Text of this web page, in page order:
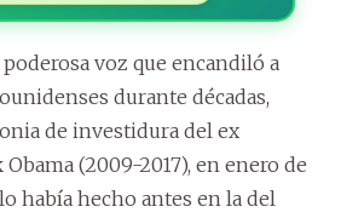
voz que encandiló a
durante décadas,
de investidura del ex
(2009-2017), en enero de
había hecho antes en la del